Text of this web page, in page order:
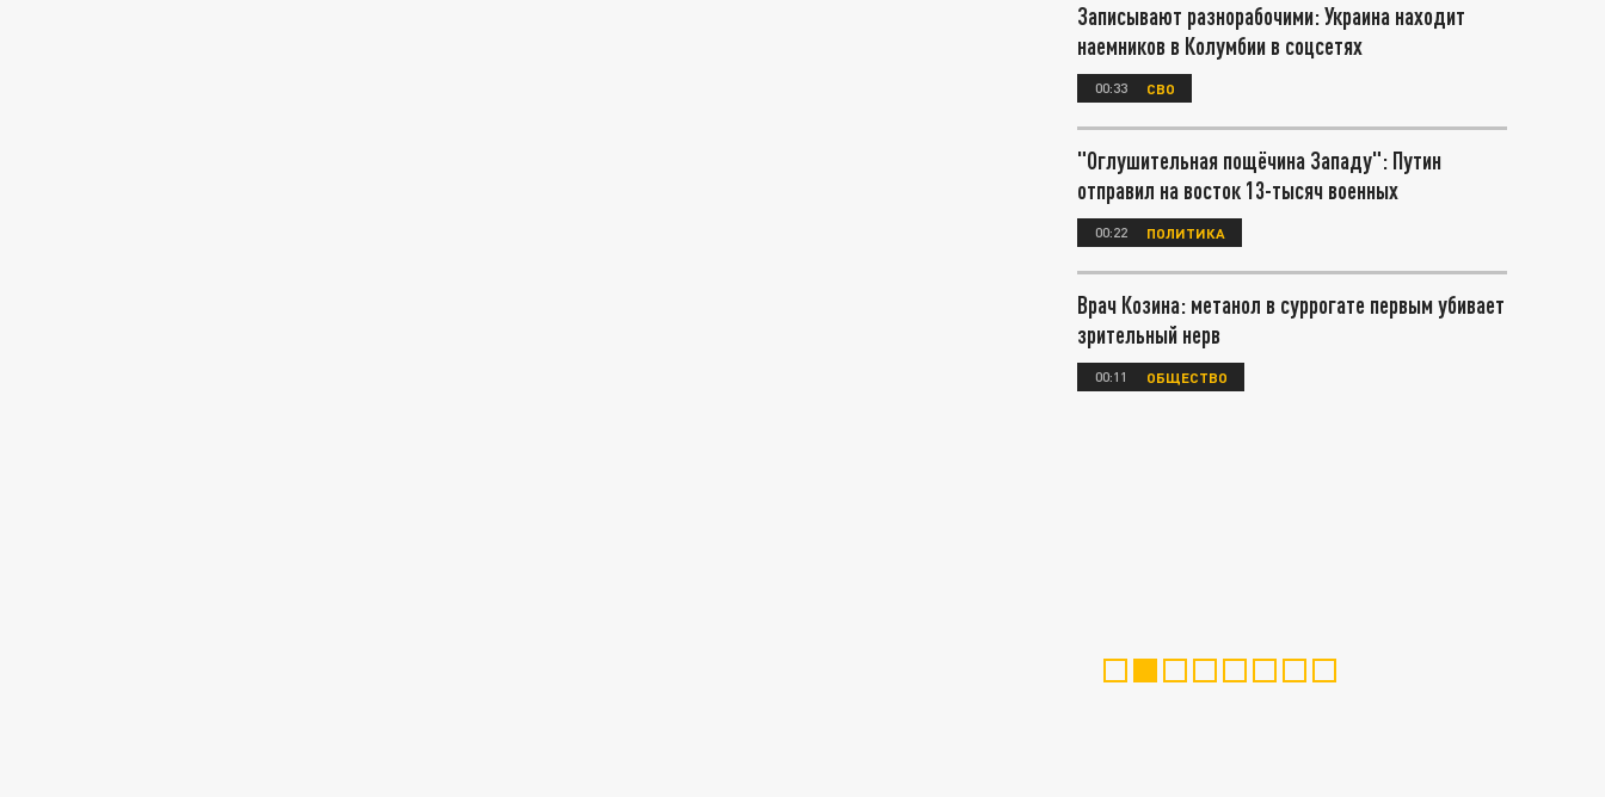
Записывают разнорабочими: Украина находит
наемников в Колумбии в соцсетях
00:33 СВО
"Оглушительная пощёчина Западу": Путин
отправил на восток 13-тысяч военных
00:22 ПОЛИТИКА
Врач Козина: метанол в суррогате первым убивает
зрительный нерв
00:11 ОБЩЕСТВО